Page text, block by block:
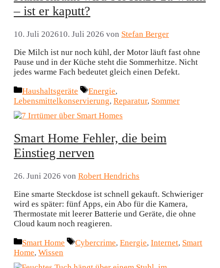
– ist er kaputt?
10. Juli 202610. Juli 2026 von Stefan Berger
Die Milch ist nur noch kühl, der Motor läuft fast ohne
Pause und in der Küche steht die Sommerhitze. Nicht
jedes warme Fach bedeutet gleich einen Defekt.
Kategorien
Haushaltsgeräte Schlagwörter
Energie,
Lebensmittelkonservierung, Reparatur, Sommer
Smart Home Fehler, die beim
Einstieg nerven
26. Juni 2026 von Robert Hendrichs
Eine smarte Steckdose ist schnell gekauft. Schwieriger
wird es später: fünf Apps, ein Abo für die Kamera,
Thermostate mit leerer Batterie und Geräte, die ohne
Cloud kaum noch reagieren.
Kategorien
Smart Home Schlagwörter
Cybercrime, Energie, Internet, Smart
Home, Wissen